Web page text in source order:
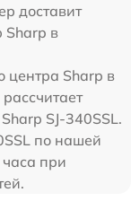
доставит
Sharp в
центра Sharp в
SJ-340SSL.
по нашей
при